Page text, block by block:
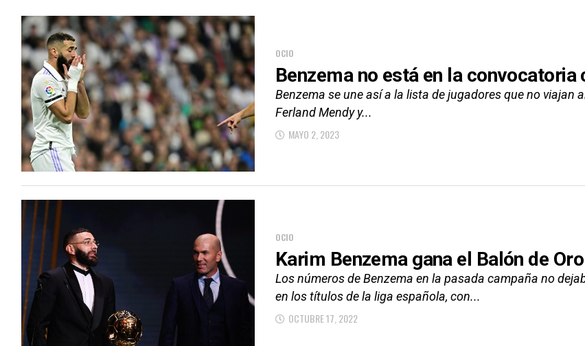
OCIO
Benzema no está en la convocatoria
Benzema se une así a la lista de jugadores que no viajan
Ferland Mendy y...
MAYO 2, 2023
OCIO
Karim Benzema gana el Balón de
Los números de Benzema en la pasada campaña no
en los títulos de la liga española, con...
OCTUBRE 17, 2022